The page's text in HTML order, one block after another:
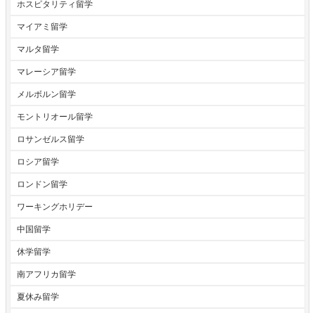
ホスピタリティ留学
マイアミ留学
マルタ留学
マレーシア留学
メルボルン留学
モントリオール留学
ロサンゼルス留学
ロシア留学
ロンドン留学
ワーキングホリデー
中国留学
休学留学
南アフリカ留学
夏休み留学